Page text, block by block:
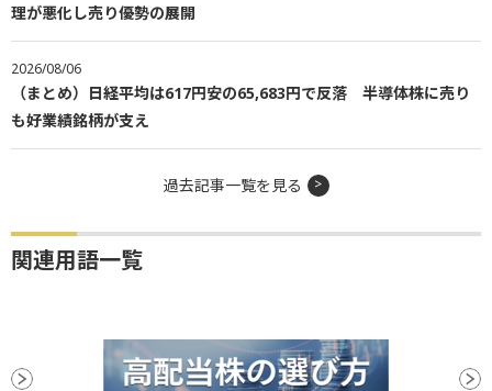
理が悪化し売り優勢の展開
2026/08/06
（まとめ）日経平均は617円安の65,683円で反落 半導体株に売り
も好業績銘柄が支え
過去記事一覧を見る
関連用語一覧